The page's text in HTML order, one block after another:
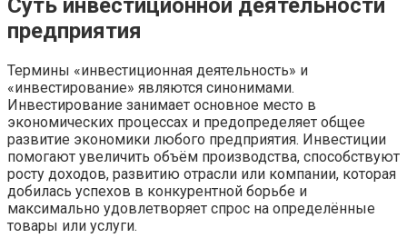
Суть инвестиционной деятельности
предприятия
Термины «инвестиционная деятельность» и
«инвестирование» являются синонимами.
Инвестирование занимает основное место в
экономических процессах и предопределяет общее
развитие экономики любого предприятия. Инвестиции
помогают увеличить объём производства, способствуют
росту доходов, развитию отрасли или компании, которая
добилась успехов в конкурентной борьбе и
максимально удовлетворяет спрос на определённые
товары или услуги.